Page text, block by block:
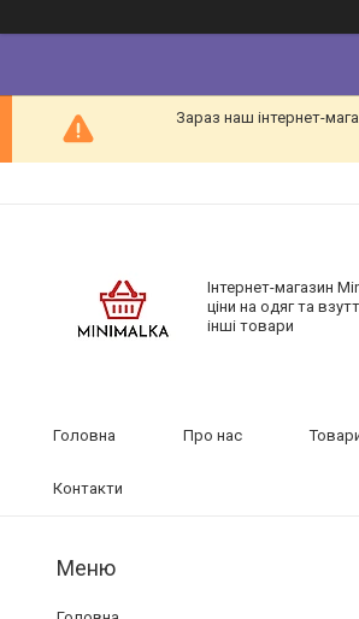
Зараз наш інтернет-
Інтернет-магазин
ціни на одяг та
інші товари
Головна Про нас
Контакти